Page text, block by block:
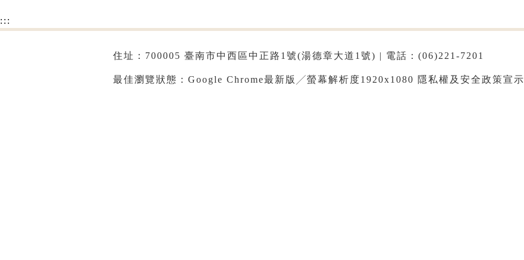
:::
住址：700005 臺南市中西區中正路1號(湯德章大道1號) | 電話：(06)221-7201
最佳瀏覽狀態：Google Chrome最新版╱螢幕解析度1920x1080 隱私權及安全政策宣示